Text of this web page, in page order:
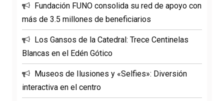
Fundación FUNO consolida su red de apoyo con
más de 3.5 millones de beneficiarios
Los Gansos de la Catedral: Trece Centinelas
Blancas en el Edén Gótico
Museos de Ilusiones y «Selfies»: Diversión
interactiva en el centro